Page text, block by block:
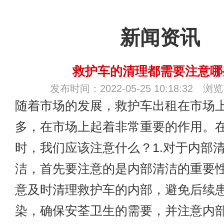
新闻资讯
救护车的清理都需要注意
发布时间：2022-05-25 10:18:32 浏览
随着市场的发展， 救护车出租 在市场
多，在市场上起着非常重要的作用。
时，我们应该注意什么？1.对于内部
洁，首先要注意的是内部清洁的重要
意及时清理救护车的内部，避免后续
染，确保安荃卫生的需要，并注意内